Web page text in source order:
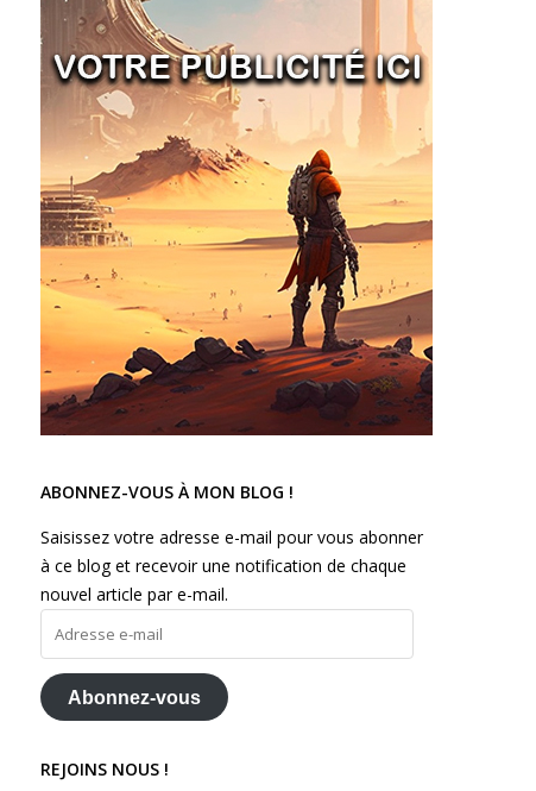
ABONNEZ-VOUS À MON BLOG !
Saisissez votre adresse e-mail pour vous abonner
à ce blog et recevoir une notification de chaque
nouvel article par e-mail.
mail
Abonnez-vous
REJOINS NOUS !